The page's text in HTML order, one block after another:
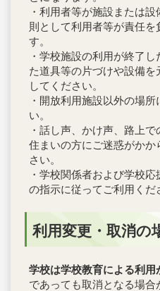
・利用者等が施設または
則として利用者等が責任を
す。
・学校施設の利用が終了
た道具等の片づけや設備
してください。
・開放利用施設以外の場
い。
・話し声、かけ声、路上
住まいの方にご迷惑がか
さい。
・学校関係者および学校
の指示に従ってご利用くだ
利用変更・取消の
学校は学校教育による利用
であっても取消となる場